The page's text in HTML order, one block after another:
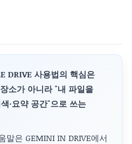
DRIVE 사용법의 핵심은
소가 아니라 "내 파일을
·요약 공간"으로 쓰는
말은 GEMINI IN DRIVE에서